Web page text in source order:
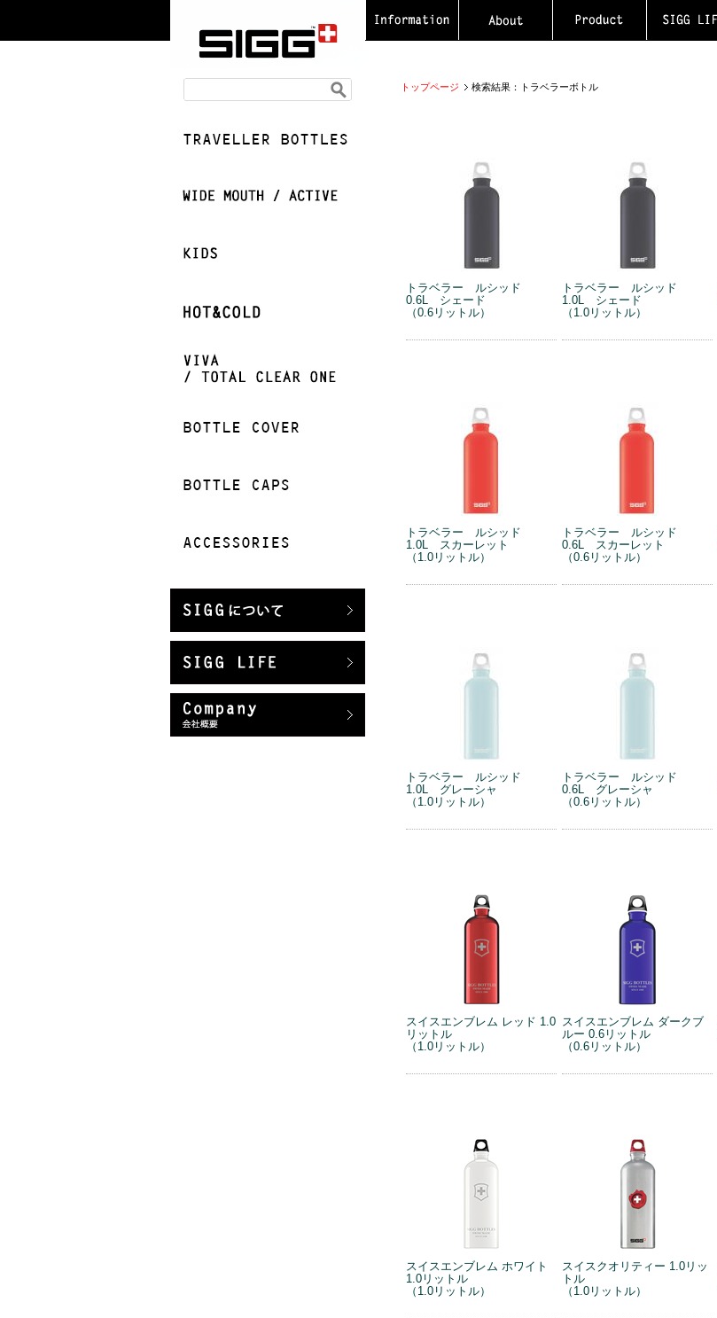
トップページ 検索結果：トラベラーボトル
トラベラー ルシッド
0.6L シェード
（0.6リットル）
トラベラー ルシッド
1.0L シェード
（1.0リットル）
トラベラー ルシッド
1.0L スカーレット
（1.0リットル）
トラベラー ルシッド
0.6L スカーレット
（0.6リットル）
トラベラー ルシッド
1.0L グレーシャ
（1.0リットル）
トラベラー ルシッド
0.6L グレーシャ
（0.6リットル）
スイスエンブレム レッド 1.0
リットル
（1.0リットル）
スイスエンブレム ダークブ
ルー 0.6リットル
（0.6リットル）
スイスエンブレム ホワイト
1.0リットル
（1.0リットル）
スイスクオリティー 1.0リッ
トル
（1.0リットル）